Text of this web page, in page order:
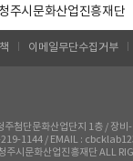
청주시문화산업진흥재단
이메일무단수집거부
주첨단문화산업단지 1층 / 장
219-1144 / EMAIL :
시문화산업진흥재단 ALL